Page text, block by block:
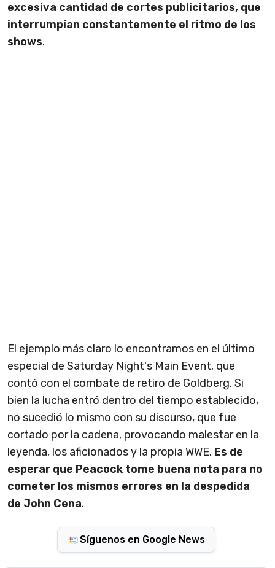
excesiva cantidad de cortes publicitarios, que
interrumpían constantemente el ritmo de los
shows.
El ejemplo más claro lo encontramos en el último
especial de Saturday Night's Main Event, que
contó con el combate de retiro de Goldberg. Si
bien la lucha entró dentro del tiempo establecido,
no sucedió lo mismo con su discurso, que fue
cortado por la cadena, provocando malestar en la
leyenda, los aficionados y la propia WWE. Es de
esperar que Peacock tome buena nota para no
cometer los mismos errores en la despedida
de John Cena.
Síguenos en Google News